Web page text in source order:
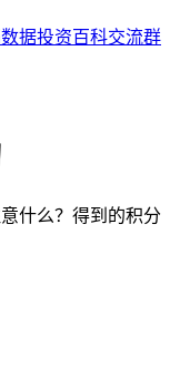
数据投资百科交流群
什么？得到的积分